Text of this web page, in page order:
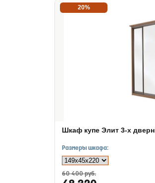
20%
Шкаф купе Элит 3-х
Размеры шкафа:
60 400 руб.